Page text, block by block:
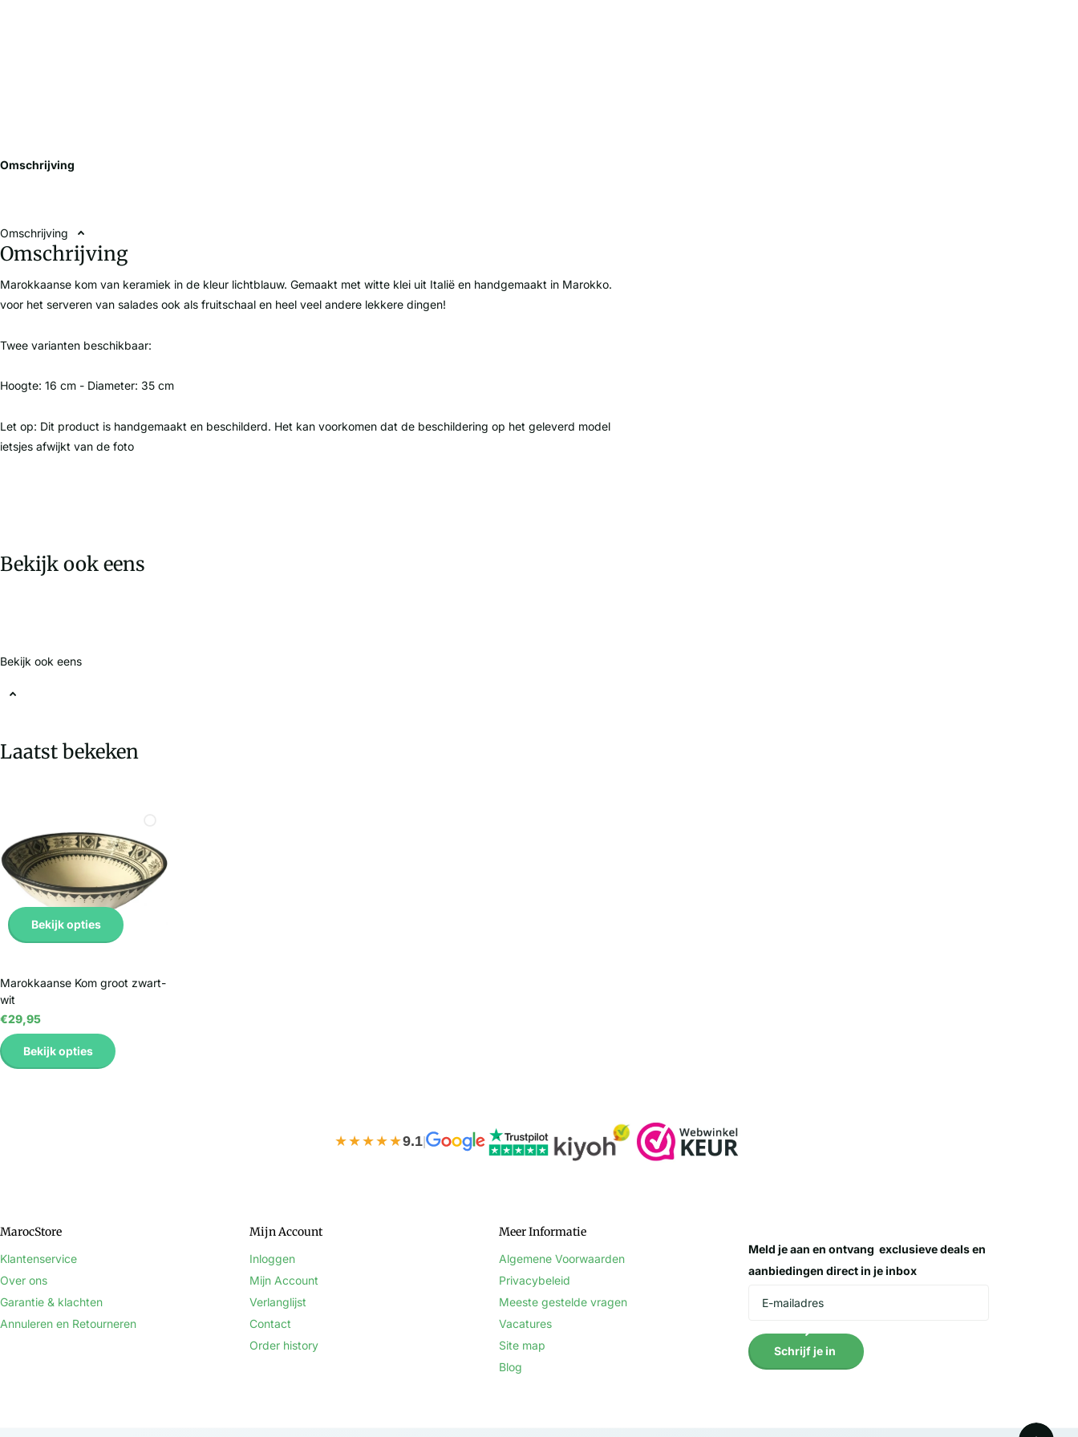
Omschrijving
Omschrijving
Omschrijving
Marokkaanse kom van keramiek in de kleur lichtblauw. Gemaakt met witte klei uit Italië en handgemaakt in Marokko.
voor het serveren van salades ook als fruitschaal en heel veel andere lekkere dingen!
Twee varianten beschikbaar:
Hoogte: 16 cm - Diameter: 35 cm
Let op: Dit product is handgemaakt en beschilderd. Het kan voorkomen dat de beschildering op het geleverd model
ietsjes afwijkt van de foto
Bekijk ook eens
Bekijk ook eens
Laatst bekeken
Bekijk opties
Marokkaanse Kom groot zwart-
wit
€29,95
Bekijk opties
★★★★★9.1|
MarocStore
Klantenservice
Over ons
Garantie & klachten
Annuleren en Retourneren
Mijn Account
Inloggen
Mijn Account
Verlanglijst
Contact
Order history
Meer Informatie
Algemene Voorwaarden
Privacybeleid
Meeste gestelde vragen
Vacatures
Site map
Blog
Meld je aan en ontvang exclusieve dealsen
aanbiedingen direct in je inbox
Schrijf je in